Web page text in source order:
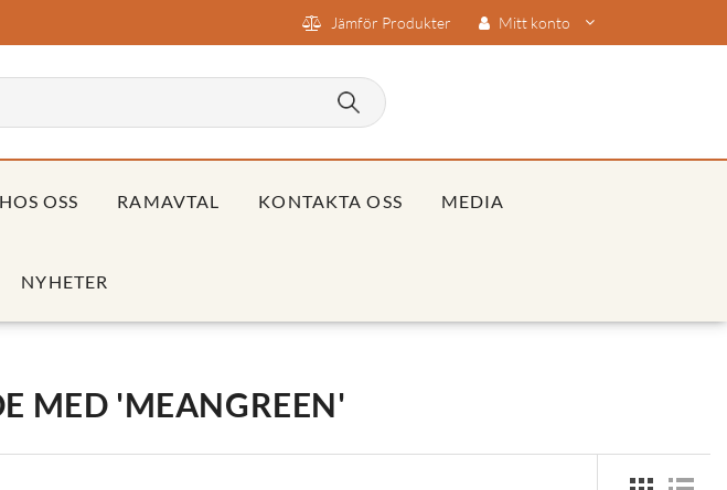
Jämför Produkter Mitt konto
OSS RAMAVTAL KONTAKTA OSS MEDIA
NYHETER
MED 'MEANGREEN'